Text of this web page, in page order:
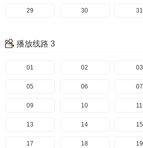
69 70 71
77
81 82 83
85 86 87
89 90 91
93 94 95
97 98 99
29 30 31
37
41 42 43
45 46 47
49 50 51
53 54 55
57 58 59
播放线路 3
01 02 03
05 06 07
09 10 11
13 14 15
17 18 19